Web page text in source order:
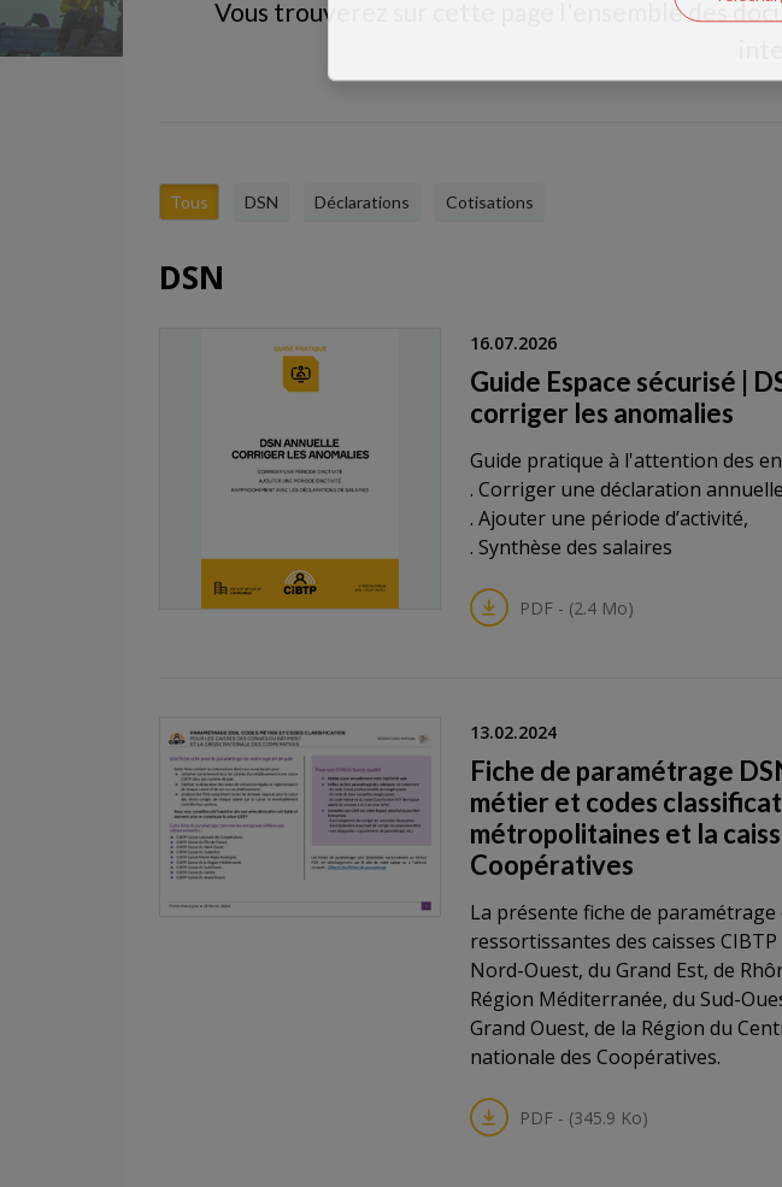
Vous trouverez sur cette page l'ensemble des
Tous DSN Déclarations Cotisations
DSN
16.07.2026
Guide Espace sécurisé |
corriger les anomalies
Guide pratique à l'attention des
. Corriger une déclaration
. Ajouter une période d’activité,
. Synthèse des salaires
PDF - (2.4 Mo)
13.02.2024
Fiche de paramétrage
métier et codes
métropolitaines et la
Coopératives
La présente fiche de
ressortissantes des caisses
Nord-Ouest, du Grand Est, de
Région Méditerranée, du Sud-
Grand Ouest, de la Région du
nationale des Coopératives.
PDF - (345.9 Ko)